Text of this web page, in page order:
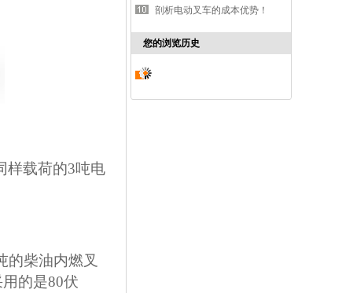
样载荷的3吨电
的柴油内燃叉
的是80伏
剖析电动叉车的成本优势！
您的浏览历史